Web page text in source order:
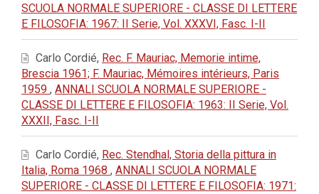
SCUOLA NORMALE SUPERIORE - CLASSE DI LETTERE
E FILOSOFIA: 1967: II Serie, Vol. XXXVI, Fasc. I-II
Carlo Cordié, Rec. F. Mauriac, Memorie intime,
Brescia 1961; F. Mauriac, Mémoires intérieurs, Paris
1959 , ANNALI SCUOLA NORMALE SUPERIORE -
CLASSE DI LETTERE E FILOSOFIA: 1963: II Serie, Vol.
XXXII, Fasc. I-II
Carlo Cordié, Rec. Stendhal, Storia della pittura in
Italia, Roma 1968 , ANNALI SCUOLA NORMALE
SUPERIORE - CLASSE DI LETTERE E FILOSOFIA: 1971: